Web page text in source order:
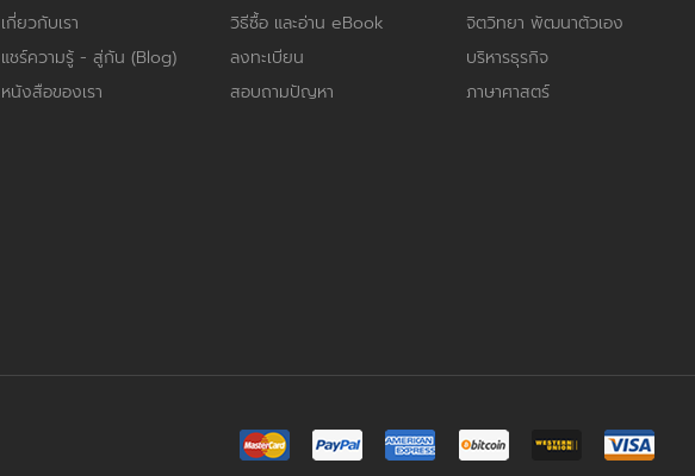
เกี่ยวกับเรา
แชร์ความรู้ - สู่กัน (Blog)
หนังสือของเรา
วิธีซื้อ และอ่าน eBook
ลงทะเบียน
สอบถามปัญหา
จิตวิทยา พัฒนาตัวเอง
บริหารธุรกิจ
ภาษาศาสตร์